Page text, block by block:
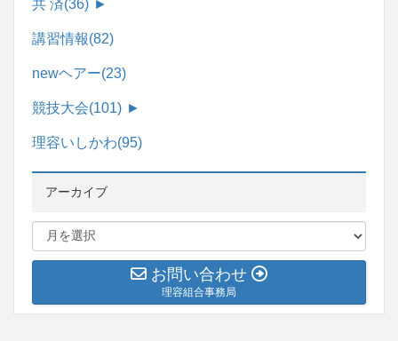
共 済(36) ►
講習情報(82)
newヘアー(23)
競技大会(101) ►
理容いしかわ(95)
アーカイブ
お問い合わせ
理容組合事務局